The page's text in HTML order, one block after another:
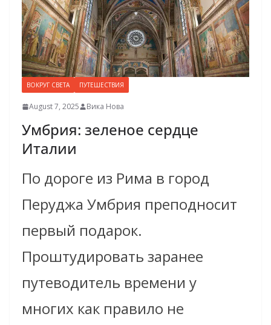
ВОКРУГ СВЕТА ПУТЕШЕСТВИЯ
August 7, 2025 Вика Нова
Умбрия: зеленое сердце
Италии
По дороге из Рима в город
Перуджа Умбрия преподносит
первый подарок.
Проштудировать заранее
путеводитель времени у
многих как правило не